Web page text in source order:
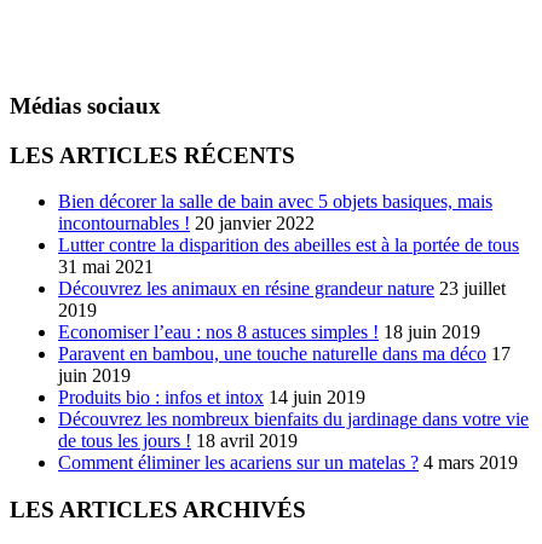
Médias sociaux
LES ARTICLES RÉCENTS
Bien décorer la salle de bain avec 5 objets basiques, mais
incontournables ! 20 janvier 2022
Lutter contre la disparition des abeilles est à la portée de tous
31 mai 2021
Découvrez les animaux en résine grandeur nature 23 juillet
2019
Economiser l’eau : nos 8 astuces simples ! 18 juin 2019
Paravent en bambou, une touche naturelle dans ma déco 17
juin 2019
Produits bio : infos et intox 14 juin 2019
Découvrez les nombreux bienfaits du jardinage dans votre vie
de tous les jours ! 18 avril 2019
Comment éliminer les acariens sur un matelas ? 4 mars 2019
LES ARTICLES ARCHIVÉS